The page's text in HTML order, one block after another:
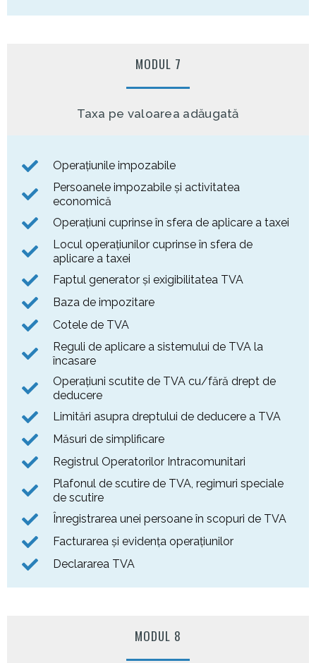
MODUL 7
Taxa pe valoarea adăugată
Operațiunile impozabile
Persoanele impozabile și activitatea
economică
Operațiuni cuprinse în sfera de aplicare a taxei
Locul operațiunilor cuprinse în sfera de
aplicare a taxei
Faptul generator și exigibilitatea TVA
Baza de impozitare
Cotele de TVA
Reguli de aplicare a sistemului de TVA la
încasare
Operațiuni scutite de TVA cu/fără drept de
deducere
Limitări asupra dreptului de deducere a TVA
Măsuri de simplificare
Registrul Operatorilor Intracomunitari
Plafonul de scutire de TVA, regimuri speciale
de scutire
Înregistrarea unei persoane în scopuri de TVA
Facturarea și evidența operațiunilor
Declararea TVA
MODUL 8